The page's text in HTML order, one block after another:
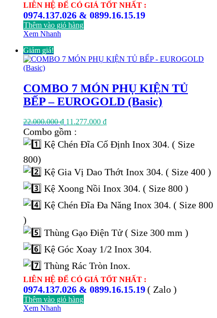
LIÊN HỆ ĐỂ CÓ GIÁ TỐT NHẤT :
0974.137.026 & 0899.16.15.19
Thêm vào giỏ hàng
Xem Nhanh
Giảm giá!
COMBO 7 MÓN PHỤ KIỆN TỦ
BẾP – EUROGOLD (Basic)
22.000.000₫ Giá
gốc
là:
22.000.000 ₫.
11.277.000 ₫Giá
tại
là:
Combo gồm :
Kệ Chén Đĩa Cố Định Inox 304. ( Size
800)
Kệ Gia Vị Dao Thớt Inox 304. ( Size 400 )
Kệ Xoong Nồi Inox 304. ( Size 800 )
Kệ Chén Đĩa Đa Năng Inox 304. ( Size 800
)
Thùng Gạo Điện Tử ( Size 300 mm )
Kệ Góc Xoay 1/2 Inox 304.
Thùng Rác Tròn Inox.
LIÊN HỆ ĐỂ CÓ GIÁ TỐT NHẤT :
0974.137.026 & 0899.16.15.19( Zalo )
Thêm vào giỏ hàng
Xem Nhanh